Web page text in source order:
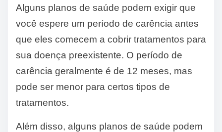
Alguns planos de saúde podem exigir que
você espere um período de carência antes
que eles comecem a cobrir tratamentos para
sua doença preexistente. O período de
carência geralmente é de 12 meses, mas
pode ser menor para certos tipos de
tratamentos.
Além disso, alguns planos de saúde podem